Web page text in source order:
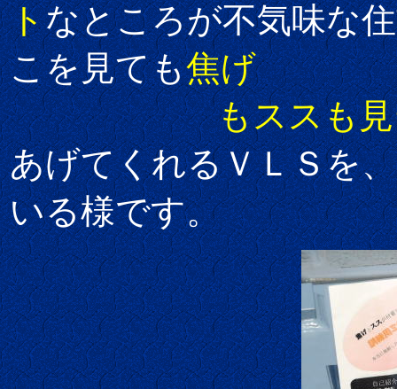
トなところが不気味な
こを見ても焦げ
もススも見当
あげてくれるＶＬＳを
いる様です。